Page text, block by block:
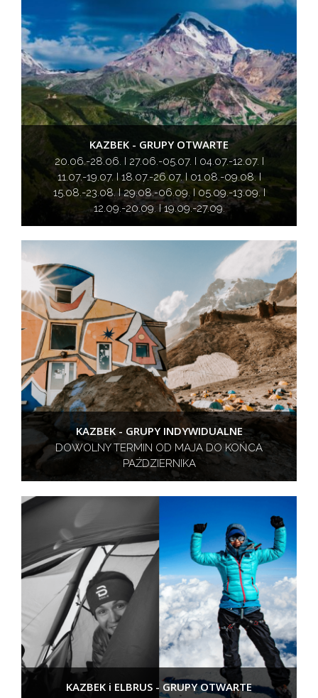
KAZBEK - GRUPY OTWARTE
20.06.-28.06. I 27.06.-05.07. I 04.07.-12.07. I
11.07.-19.07. I 18.07.-26.07. I 01.08.-09.08. I
15.08.-23.08. I 29.08.-06.09. I 05.09.-13.09. I
12.09.-20.09. I 19.09.-27.09.
KAZBEK - GRUPY INDYWIDUALNE
DOWOLNY TERMIN OD MAJA DO KOŃCA
PAŹDZIERNIKA
KAZBEK i ELBRUS - GRUPY OTWARTE